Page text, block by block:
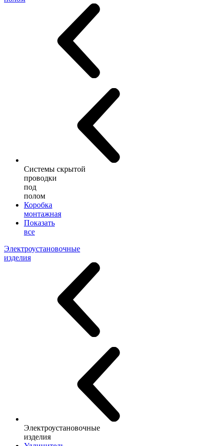
Системы скрытой
проводки
под
полом
Коробка
монтажная
Показать
все
Электроустановочные
изделия
Электроустановочные
изделия